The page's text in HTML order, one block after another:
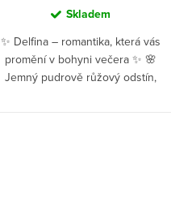
Skladem
✨ Delfina – romantika, která vás
promění v bohyni večera ✨ 🌸
Jemný pudrově růžový odstín,